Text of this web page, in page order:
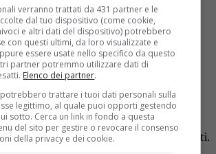
– Furto nella giornata di ieri a
Secondo quanto ricostruito la
sarebbe fermata con l’auto in
del torrente Elvo per raccogliere dei
un giovane che si è avvicinato
è riuscito a sottrarle il portafoglio
All’interno di questo. oltre ai
vi erano circa 100 euro in contanti.
verranno trattati da 431 partner e le
dal tuo dispositivo (come cookie,
e altri dati del dispositivo) potrebbero
con questi ultimi, da loro visualizzate e
essere usate nello specifico da questo
partner potremmo utilizzare dati di
Elenco dei partner.
trattare i tuoi dati personali sulla
legittimo, al quale puoi opporti gestendo
sotto. Cerca un link in fondo a questa
del sito per gestire o revocare il consenso
della privacy e dei cookie.